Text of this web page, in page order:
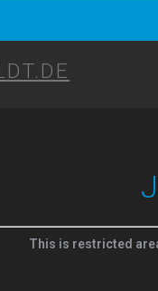
This is restricted